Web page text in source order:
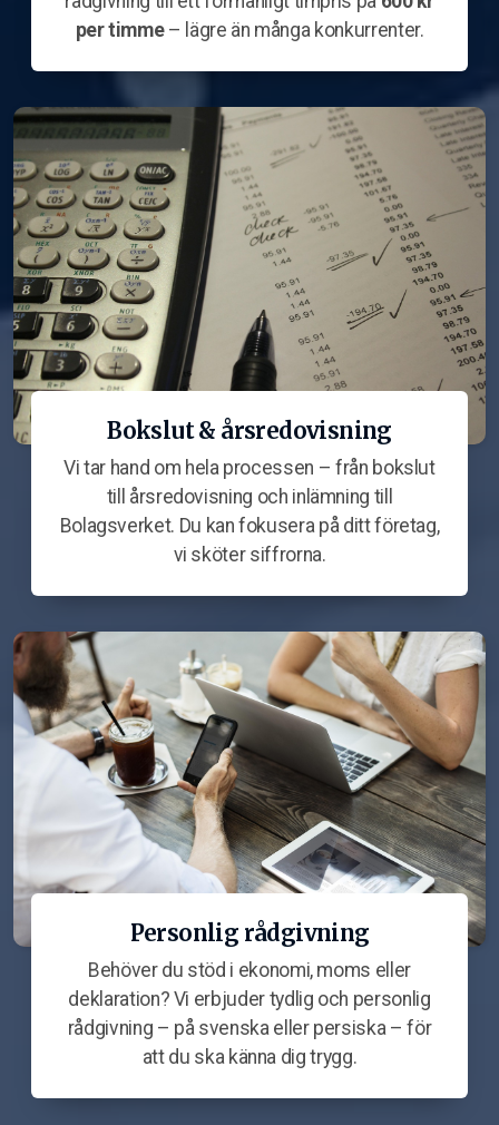
per timme– lägre än många konkurrenter.
Bokslut & årsredovisning
Vi tar hand om hela processen – från bokslut
till årsredovisning och inlämning till
Bolagsverket. Du kan fokusera på ditt företag,
vi sköter siffrorna.
Personlig rådgivning
Behöver du stöd i ekonomi, moms eller
deklaration? Vi erbjuder tydlig och personlig
rådgivning – på svenska eller persiska – för
att du ska känna dig trygg.